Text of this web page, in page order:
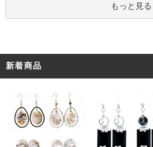
もっと見る
新着商品